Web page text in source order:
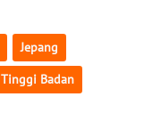
Jepang
Tinggi Badan